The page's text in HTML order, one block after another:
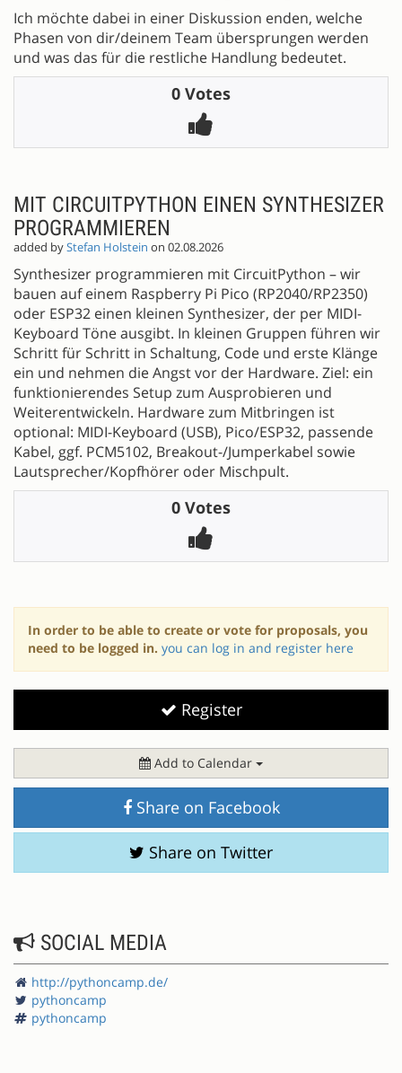
Ich möchte dabei in einer Diskussion enden, welche
Phasen von dir/deinem Team übersprungen werden
und was das für die restliche Handlung bedeutet.
0 Votes
MIT CIRCUITPYTHON EINEN SYNTHESIZER
PROGRAMMIEREN
added byStefan Holstein on 02.08.2026
Synthesizer programmieren mit CircuitPython – wir
bauen auf einem Raspberry Pi Pico (RP2040/RP2350)
oder ESP32 einen kleinen Synthesizer, der per MIDI-
Keyboard Töne ausgibt. In kleinen Gruppen führen wir
Schritt für Schritt in Schaltung, Code und erste Klänge
ein und nehmen die Angst vor der Hardware. Ziel: ein
funktionierendes Setup zum Ausprobieren und
Weiterentwickeln. Hardware zum Mitbringen ist
optional: MIDI-Keyboard (USB), Pico/ESP32, passende
Kabel, ggf. PCM5102, Breakout-/Jumperkabel sowie
Lautsprecher/Kopfhörer oder Mischpult.
0 Votes
In order to be able to create or vote for proposals, you
need to be logged in. you can log in and register here
Register
Add to Calendar
Share on Facebook
Share on Twitter
SOCIAL MEDIA
http://pythoncamp.de/
pythoncamp
pythoncamp